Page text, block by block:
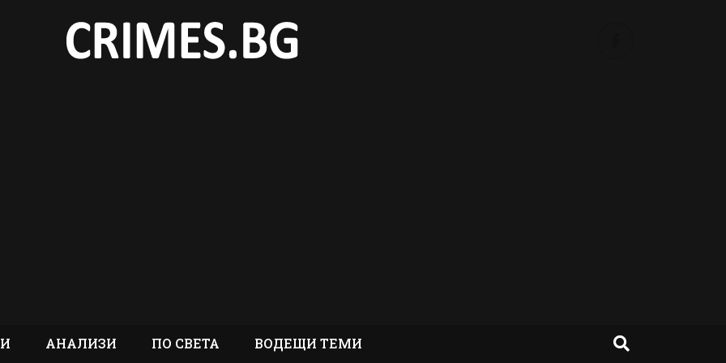
АНАЛИЗИ ПО СВЕТА ВОДЕЩИ ТЕМИ